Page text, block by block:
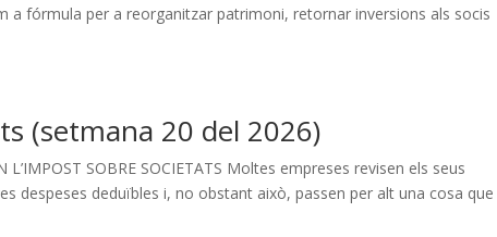
a fórmula per a reorganitzar patrimoni, retornar inversions als socis
(setmana 20 del 2026)
L’IMPOST SOBRE SOCIETATS Moltes empreses revisen els seus
despeses deduïbles i, no obstant això, passen per alt una cosa que